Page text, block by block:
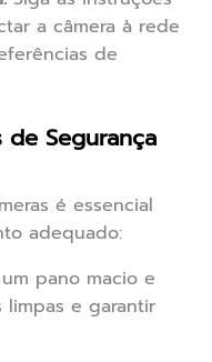
a câmera à rede
de
de Segurança
é essencial
adequado:
pano macio e
limpas e garantir